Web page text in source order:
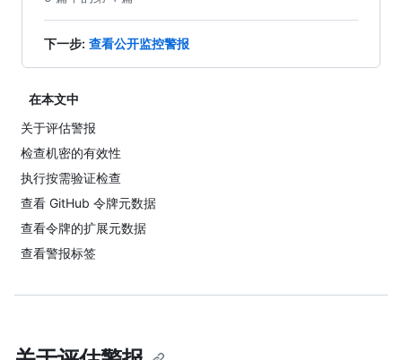
下一步: 查看公开监控警报
在本文中
关于评估警报
检查机密的有效性
执行按需验证检查
查看 GitHub 令牌元数据
查看令牌的扩展元数据
查看警报标签